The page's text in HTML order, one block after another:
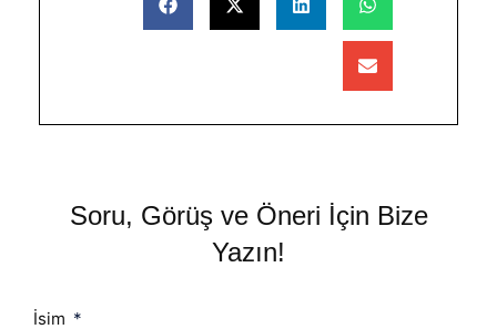
Soru, Görüş ve Öneri İçin Bize
Yazın!
İsim